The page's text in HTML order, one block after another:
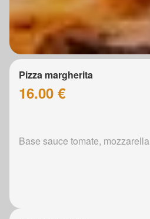
Pizza margherita
16.00 €
Base sauce tomate, mozzarella